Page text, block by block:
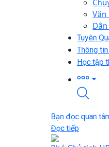
Tuyên
Thông
Học tập
Bạn đọc quan
Đọc tiếp